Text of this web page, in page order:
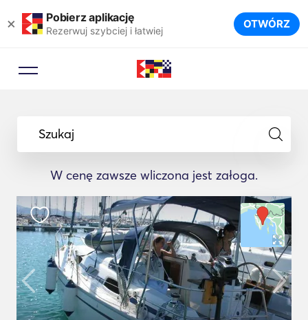
× Pobierz aplikację
Rezerwuj szybciej i łatwiej OTWÓRZ
Szukaj
W cenę zawsze wliczona jest załoga.